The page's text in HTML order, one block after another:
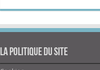
La politique du site